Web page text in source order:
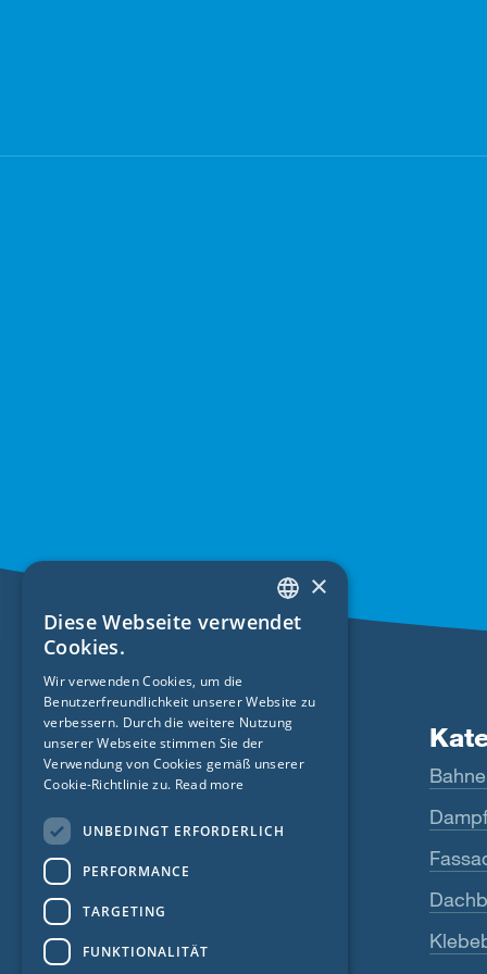
Produkte
Fentrim
ENGLISH
FRENCH
CZECH
×
Diese Webseite verwendet
Cookies.
Wir verwenden Cookies, um die
Benutzerfreundlichkeit unserer Website zu
verbessern. Durch die weitere Nutzung
unserer Webseite stimmen Sie der
Verwendung von Cookies gemäß unserer
Cookie-Richtlinie zu. Read more
UNBEDINGT ERFORDERLICH
PERFORMANCE
TARGETING
FUNKTIONALITÄT